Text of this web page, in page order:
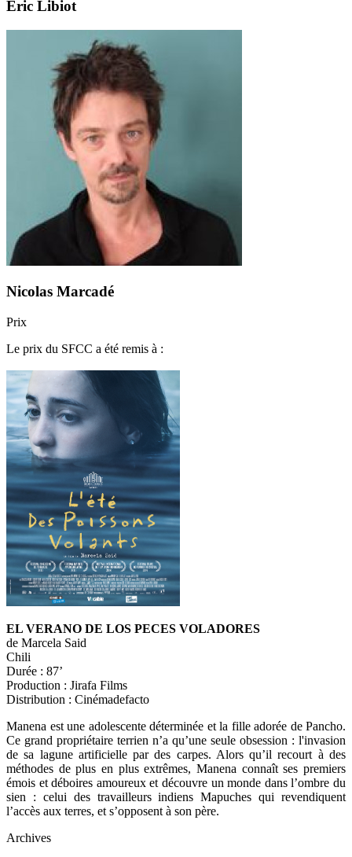
Éric Libiot
Nicolas Marcadé
Prix
Le prix du SFCC a été remis à :
EL VERANO DE LOS PECES VOLADORES
de Marcela Said
Chili
Durée : 87’
Production : Jirafa Films
Distribution : Cinémadefacto
Manena est une adolescente déterminée et la fille adorée de Pancho.
Ce grand propriétaire terrien n’a qu’une seule obsession : l'invasion
de sa lagune artificielle par des carpes. Alors qu’il recourt à des
méthodes de plus en plus extrêmes, Manena connaît ses premiers
émois et déboires amoureux et découvre un monde dans l’ombre du
sien : celui des travailleurs indiens Mapuches qui revendiquent
l’accès aux terres, et s’opposent à son père.
Archives